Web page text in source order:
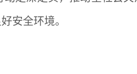
安全环境。